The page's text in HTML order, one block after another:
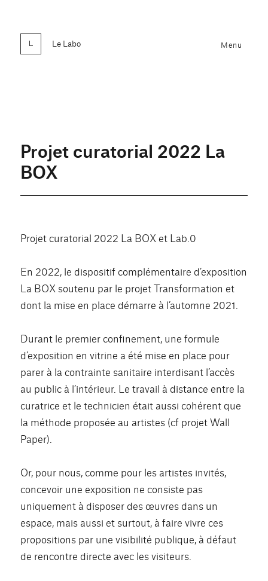
Le Labo Menu
Projet curatorial 2022 La
BOX
Projet curatorial 2022 La BOX et Lab.0
En 2022, le dispositif complémentaire d’exposition
La BOX soutenu par le projet Transformation et
dont la mise en place démarre à l’automne 2021.
Durant le premier confinement, une formule
d’exposition en vitrine a été mise en place pour
parer à la contrainte sanitaire interdisant l’accès
au public à l’intérieur. Le travail à distance entre la
curatrice et le technicien était aussi cohérent que
la méthode proposée au artistes (cf projet Wall
Paper).
Or, pour nous, comme pour les artistes invités,
concevoir une exposition ne consiste pas
uniquement à disposer des œuvres dans un
espace, mais aussi et surtout, à faire vivre ces
propositions par une visibilité publique, à défaut
de rencontre directe avec les visiteurs.